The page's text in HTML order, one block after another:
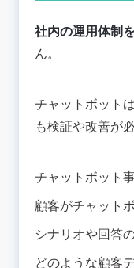
社内の運用体制
ん。
チャットボット
も検証や改善が
チャットボット
顧客がチャット
シナリオや回答
どのような顧客